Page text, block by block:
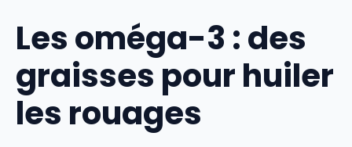
Les oméga-3 : des
graisses pour huiler
les rouages